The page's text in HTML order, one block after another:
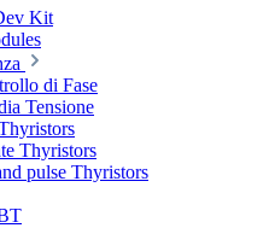
Kit
di Fase
Tensione
Thyristors
pulse Thyristors